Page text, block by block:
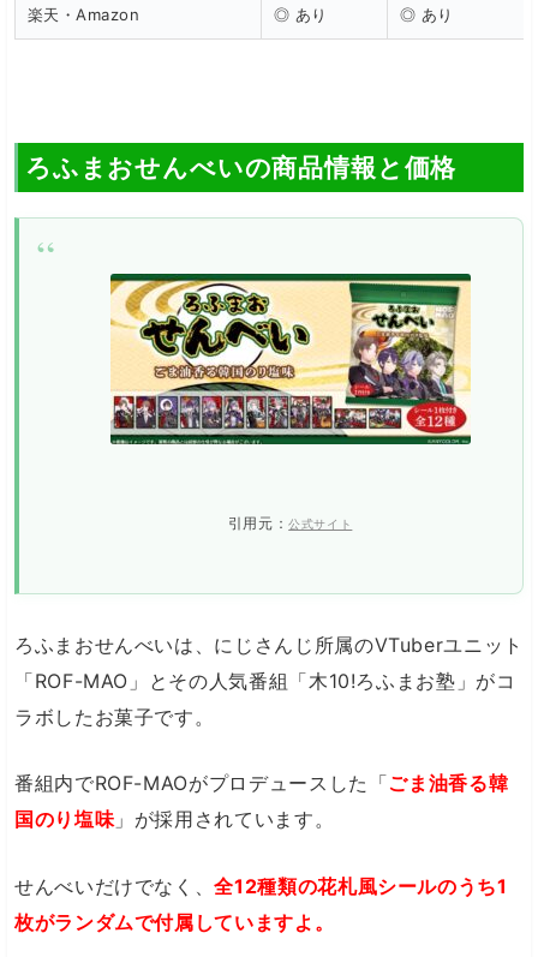
楽天・Amazon ◎ あり ◎ あり
ろふまおせんべいの商品情報と価格
引用元：公式サイト
ろふまおせんべいは、にじさんじ所属のVTuberユニット
「ROF-MAO」とその人気番組「木10!ろふまお塾」がコ
ラボしたお菓子です。
番組内でROF-MAOがプロデュースした「ごま油香る韓
国のり塩味」が採用されています。
せんべいだけでなく、全12種類の花札風シールのうち1
枚がランダムで付属していますよ。